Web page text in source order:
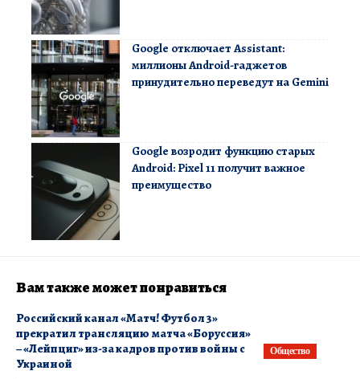
Google отключает Assistant:
миллионы Android-гаджетов
принудительно переведут на Gemini
Google возродит функцию старых
Android: Pixel 11 получит важное
преимущество
Вам также может понравиться
Общество
Российский канал «Матч! Футбол 3»
прекратил трансляцию матча «Боруссия»
– «Лейпциг» из-за кадров против войны с
Украиной